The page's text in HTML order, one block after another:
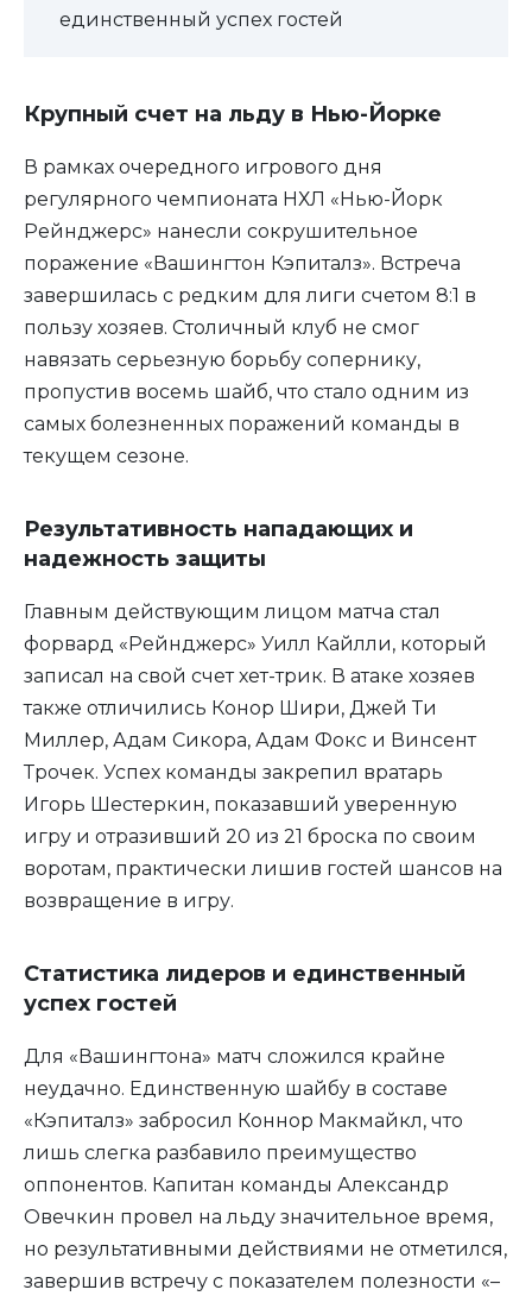
единственный успех гостей
Крупный счет на льду в Нью-Йорке
В рамках очередного игрового дня
регулярного чемпионата НХЛ «Нью-Йорк
Рейнджерс» нанесли сокрушительное
поражение «Вашингтон Кэпиталз». Встреча
завершилась с редким для лиги счетом 8:1 в
пользу хозяев. Столичный клуб не смог
навязать серьезную борьбу сопернику,
пропустив восемь шайб, что стало одним из
самых болезненных поражений команды в
текущем сезоне.
Результативность нападающих и
надежность защиты
Главным действующим лицом матча стал
форвард «Рейнджерс» Уилл Кайлли, который
записал на свой счет хет-трик. В атаке хозяев
также отличились Конор Шири, Джей Ти
Миллер, Адам Сикора, Адам Фокс и Винсент
Трочек. Успех команды закрепил вратарь
Игорь Шестеркин, показавший уверенную
игру и отразивший 20 из 21 броска по своим
воротам, практически лишив гостей шансов на
возвращение в игру.
Статистика лидеров и единственный
успех гостей
Для «Вашингтона» матч сложился крайне
неудачно. Единственную шайбу в составе
«Кэпиталз» забросил Коннор Макмайкл, что
лишь слегка разбавило преимущество
оппонентов. Капитан команды Александр
Овечкин провел на льду значительное время,
но результативными действиями не отметился,
завершив встречу с показателем полезности «–